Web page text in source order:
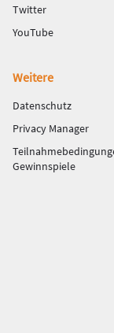
Twitter
YouTube
Weitere
Datenschutz
Privacy Manager
Gewinnspiele